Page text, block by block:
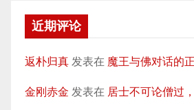
近期评论
返朴归真 发表在 魔王与佛对话的
金刚赤金 发表在 居士不可论僧过